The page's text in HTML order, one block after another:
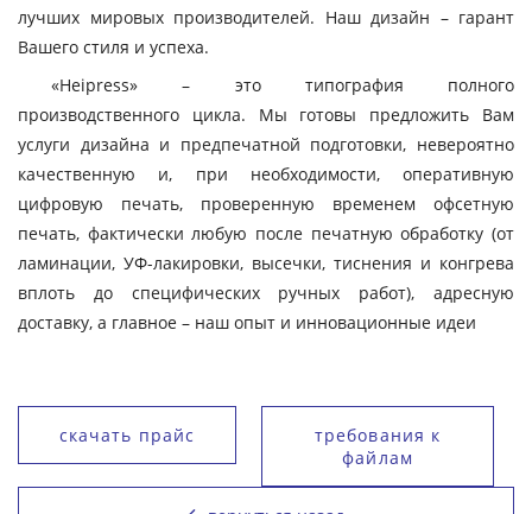
лучших мировых производителей. Наш дизайн – гарант
Вашего стиля и успеха.
«Heipress» – это типография полного
производственного цикла. Мы готовы предложить Вам
услуги дизайна и предпечатной подготовки, невероятно
качественную и, при необходимости, оперативную
цифровую печать, проверенную временем офсетную
печать, фактически любую после печатную обработку (от
ламинации, УФ-лакировки, высечки, тиснения и конгрева
вплоть до специфических ручных работ), адресную
доставку, а главное – наш опыт и инновационные идеи
скачать прайс
требования к
файлам